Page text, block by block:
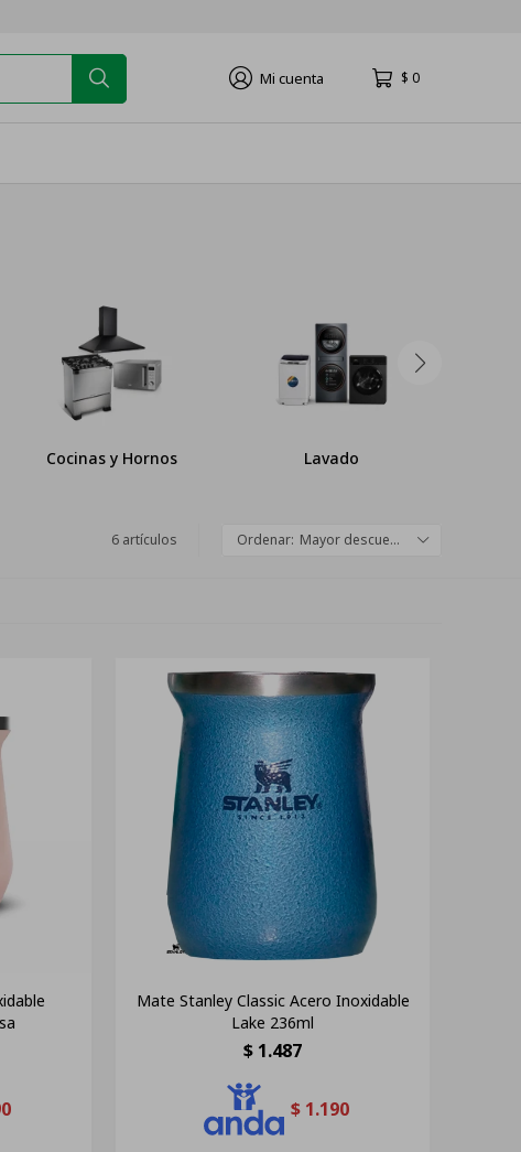
$ 0
Cocinas y Hornos Lavado
6 artículos Mayor descuento
Mate Stanley Classic Acero Inoxidable
Lake 236ml
$ 1.487
$ 1.190